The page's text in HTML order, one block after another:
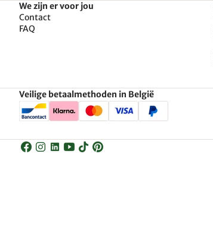
We zijn er voor jou
Contact
FAQ
Veilige betaalmethoden in België